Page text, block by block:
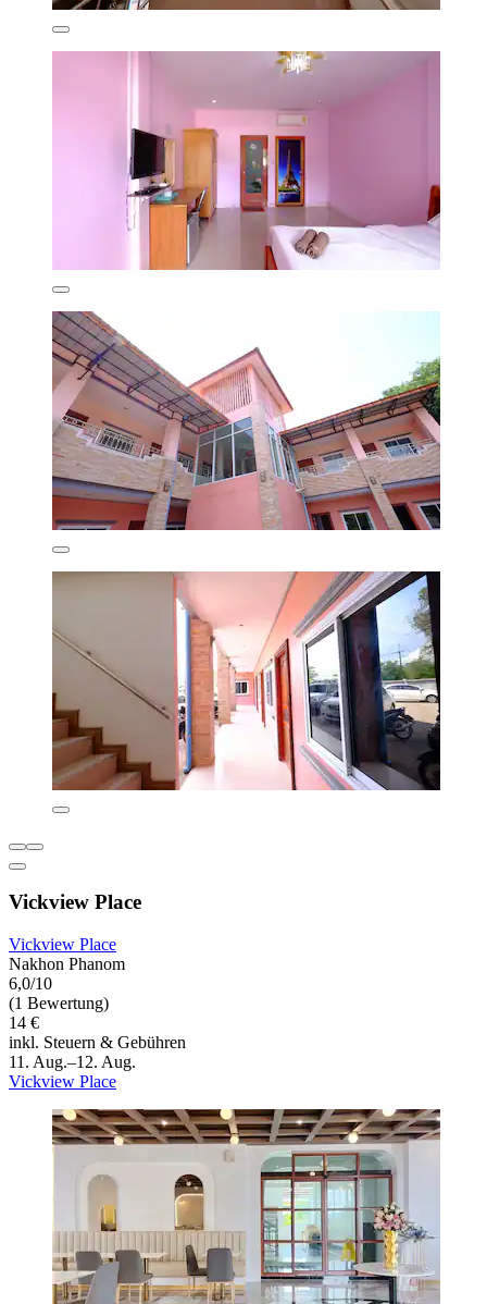
Vickview Place
Vickview Place
Nakhon Phanom
6,0/10
(1 Bewertung)
14 €
inkl. Steuern & Gebühren
11. Aug.–12. Aug.
Vickview Place